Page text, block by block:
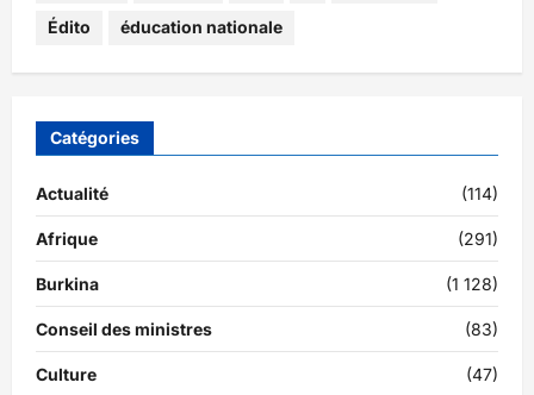
Édito éducation nationale
Catégories
Actualité (114)
Afrique (291)
Burkina (1 128)
Conseil des ministres (83)
Culture (47)